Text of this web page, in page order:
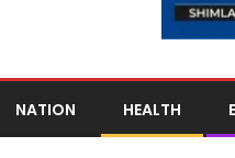
NATION HEALTH